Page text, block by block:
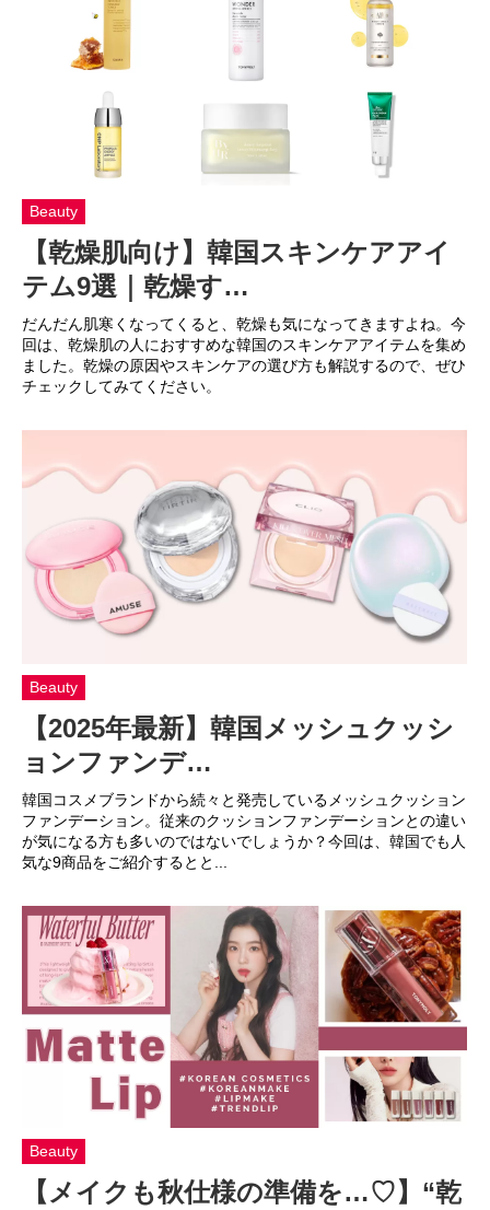
Beauty
【乾燥肌向け】韓国スキンケアアイ
テム9選｜乾燥す…
だんだん肌寒くなってくると、乾燥も気になってきますよね。今
回は、乾燥肌の人におすすめな韓国のスキンケアアイテムを集め
ました。乾燥の原因やスキンケアの選び方も解説するので、ぜひ
チェックしてみてください。
Beauty
【2025年最新】韓国メッシュクッシ
ョンファンデ…
韓国コスメブランドから続々と発売しているメッシュクッション
ファンデーション。従来のクッションファンデーションとの違い
が気になる方も多いのではないでしょうか？今回は、韓国でも人
気な9商品をご紹介するとと...
Beauty
【メイクも秋仕様の準備を…♡】“乾